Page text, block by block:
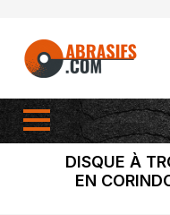
DISQUE À
EN